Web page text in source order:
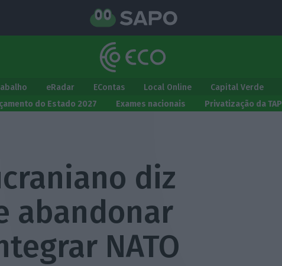
eRadar EContas Local Online Capital Verde
do Estado 2027 Exames nacionais Privatização da TAP
diz
abandonar
NATO